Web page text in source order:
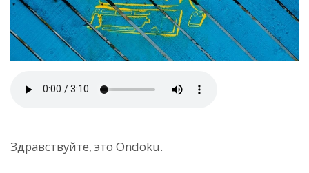
Здравствуйте, это Ondoku.